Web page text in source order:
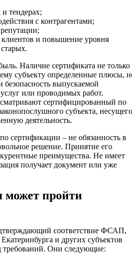
и тендерах;
с контрагентами;
и повышение уровня
Наличие сертификата не только
субъекту определенные плюсы,
безопасность выпускаемой
или проводимых работ.
сертифицированный по
субъекта, несущего
деятельность.
сертификации – не обязанность в
решение. Принятие его
преимущества. Не имеет
получает документ или уже
может пройти
соответствие ФСАП,
и других субъектов
требований. Они следующие: